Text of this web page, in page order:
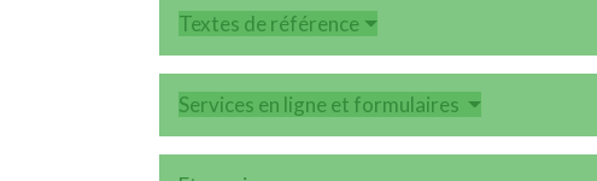
Textes de référence
Services en ligne et formulaires